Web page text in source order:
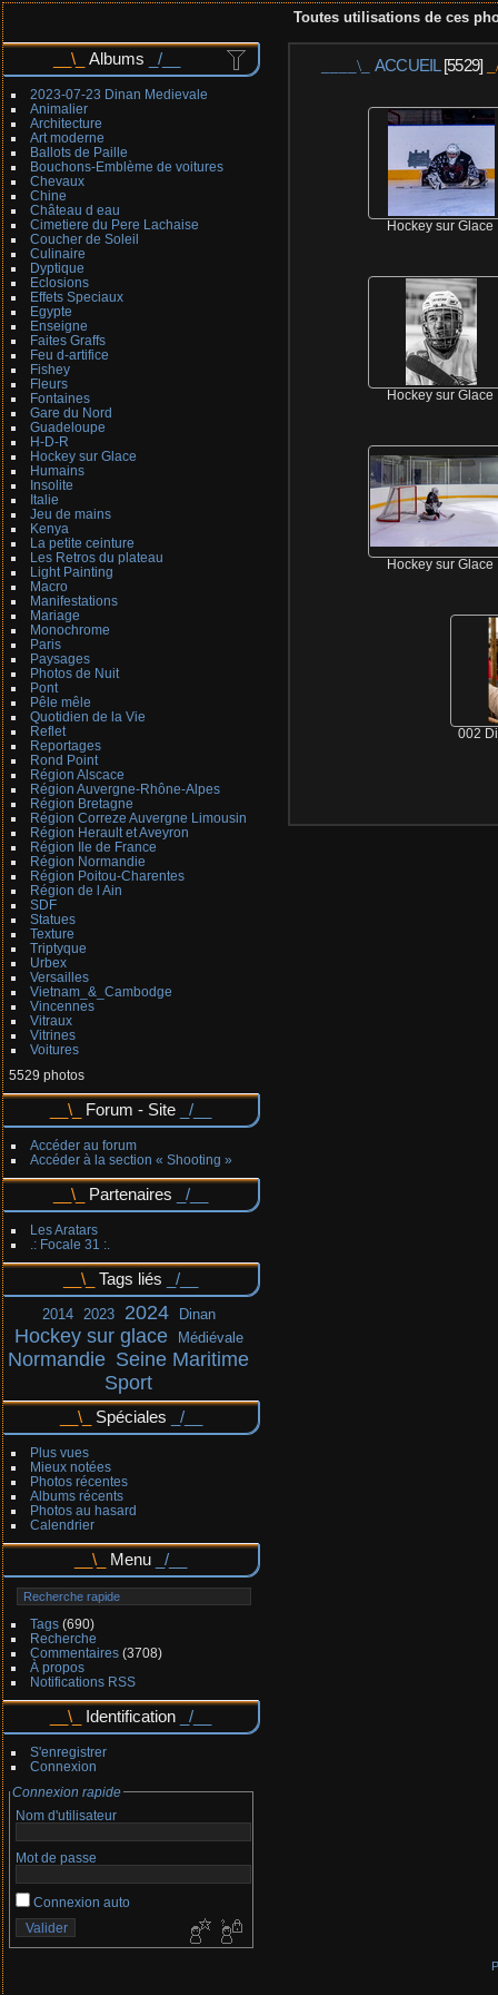
Toutes utilisations de ces
Albums
2023-07-23 Dinan Medievale
Animalier
Architecture
Art moderne
Ballots de Paille
Bouchons-Emblème de voitures
Chevaux
Chine
Château d eau
Cimetiere du Pere Lachaise
Coucher de Soleil
Culinaire
Dyptique
Eclosions
Effets Speciaux
Egypte
Enseigne
Faites Graffs
Feu d-artifice
Fishey
Fleurs
Fontaines
Gare du Nord
Guadeloupe
H-D-R
Hockey sur Glace
Humains
Insolite
Italie
Jeu de mains
Kenya
La petite ceinture
Les Retros du plateau
Light Painting
Macro
Manifestations
Mariage
Monochrome
Paris
Paysages
Photos de Nuit
Pont
Pêle mêle
Quotidien de la Vie
Reflet
Reportages
Rond Point
Région Alscace
Région Auvergne-Rhône-Alpes
Région Bretagne
Région Correze Auvergne Limousin
Région Herault et Aveyron
Région Ile de France
Région Normandie
Région Poitou-Charentes
Région de l Ain
SDF
Statues
Texture
Triptyque
Urbex
Versailles
Vietnam_&_Cambodge
Vincennes
Vitraux
Vitrines
Voitures
5529 photos
Forum - Site
Accéder au forum
Accéder à la section « Shooting »
Partenaires
Les Aratars
.: Focale 31 :.
Tags liés
2014 2023 2024 Dinan
Hockey sur glace Médiévale
Normandie Seine Maritime
Sport
Spéciales
Plus vues
Mieux notées
Photos récentes
Albums récents
Photos au hasard
Calendrier
Menu
Tags(690)
Recherche
Commentaires(3708)
À propos
Notifications RSS
Identification
S'enregistrer
Connexion
Connexion rapide
Nom d'utilisateur
Mot de passe
Connexion auto
ACCUEIL[5529]
Hockey sur Glace
Hockey sur Glace
Hockey sur Glace
002